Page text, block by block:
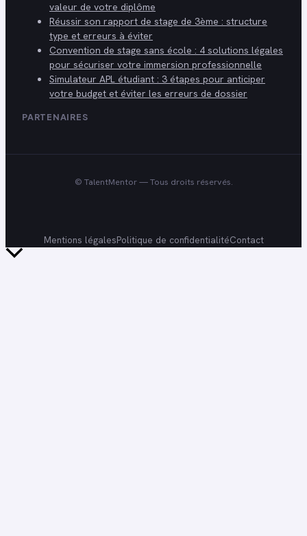
valeur de votre diplôme
Réussir son rapport de stage de 3ème : structure
type et erreurs à éviter
Convention de stage sans école : 4 solutions légales
pour sécuriser votre immersion professionnelle
Simulateur APL étudiant : 3 étapes pour anticiper
votre budget et éviter les erreurs de dossier
PARTENAIRES
© TalentMentor— Tous droits réservés.
Mentions légalesPolitique de confidentialitéContact